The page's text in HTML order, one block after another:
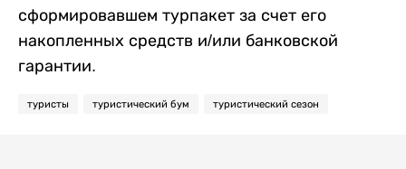
сформировавшем турпакет за счет его
накопленных средств и/или банковской
гарантии.
туристы туристический бум туристический сезон